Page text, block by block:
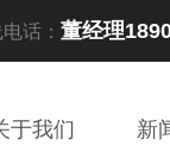
电话：董经理
于我们 新